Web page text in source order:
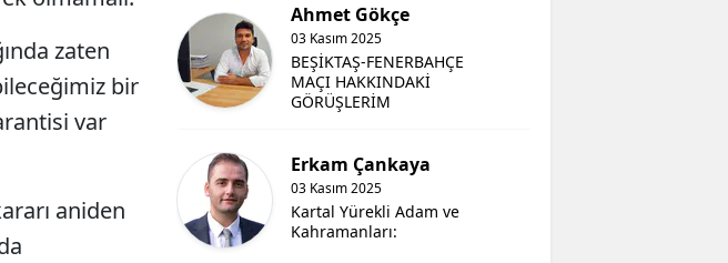
zaten
bir
var
aniden
Ahmet Gökçe
03 Kasım 2025
BEŞİKTAŞ-FENERBAHÇE
MAÇI HAKKINDAKİ
GÖRÜŞLERİM
Erkam Çankaya
03 Kasım 2025
Kartal Yürekli Adam ve
Kahramanları: